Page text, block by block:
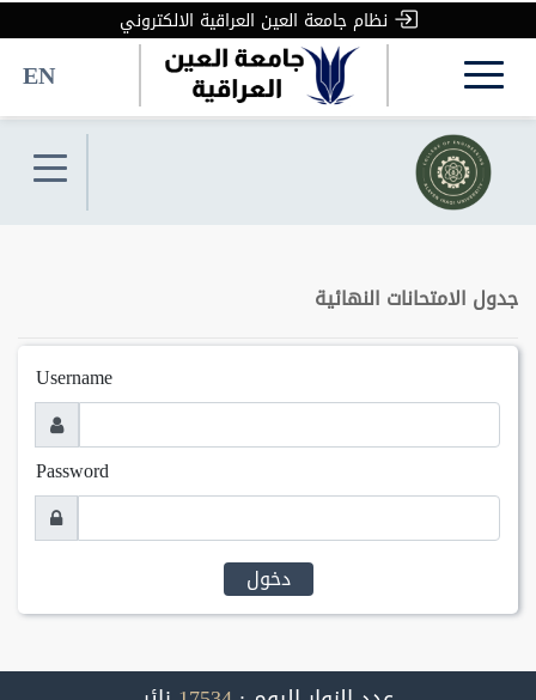
نظام جامعة العين العراقية الالكتروني
EN
جدول الامتحانات النهائية
Username
Password
دخول